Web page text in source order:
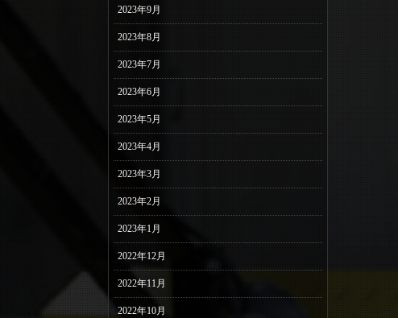
2023年9月
2023年8月
2023年7月
2023年6月
2023年5月
2023年4月
2023年3月
2023年2月
2023年1月
2022年12月
2022年11月
2022年10月